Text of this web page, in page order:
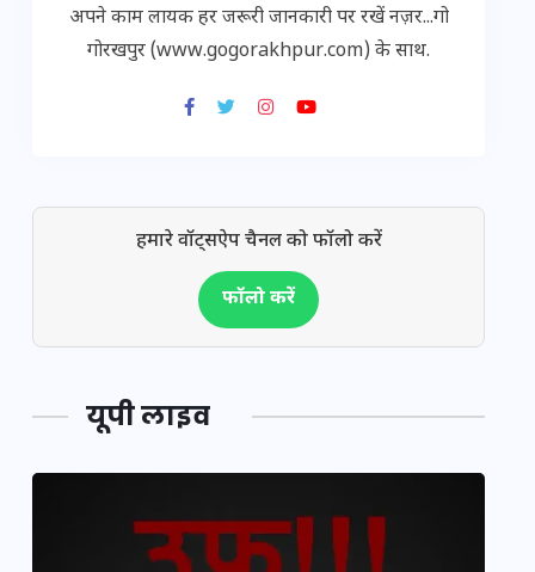
अपने काम लायक हर जरूरी जानकारी पर रखें नज़र...गो
गोरखपुर (www.gogorakhpur.com) के साथ.
हमारे वॉट्सऐप चैनल को फॉलो करें
फॉलो करें
यूपी लाइव